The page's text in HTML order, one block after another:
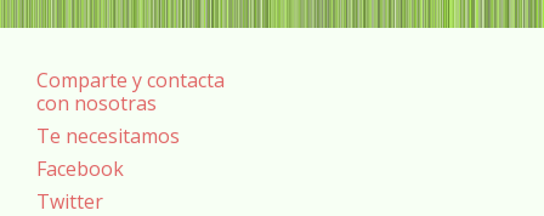
Comparte y contacta
con nosotras
Te necesitamos
Facebook
Twitter